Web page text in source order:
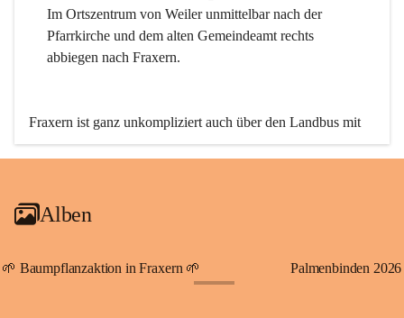
Im Ortszentrum von Weiler unmittelbar nach der
Pfarrkirche und dem alten Gemeindeamt rechts
abbiegen nach Fraxern.
Fraxern ist ganz unkompliziert auch über den Landbus mit
den öffentlichen Verkehrsmitteln zu erreichen. Die Linie
An Samstagen, Sonn- und Feiertagen können Sie bequem
persönlichen Linienbus zur gewünschten Zeit zu Ihrer
Haltestelle bestellen. Sowohl von Weiler kommend nach
Alben
🌱 Baumpflanzaktion in Fraxern 🌱 Palmenbinden 2026